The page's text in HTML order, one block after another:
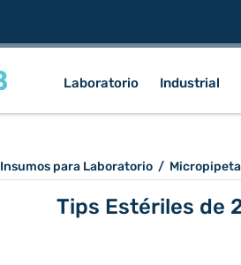
Laboratorio Industrial
Insumos para Laboratorio /
Tips Estériles de